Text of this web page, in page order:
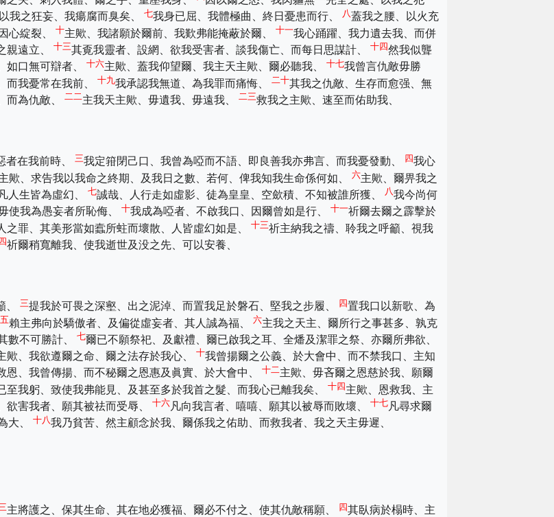
以我之狂妄、我瘍腐而臭矣、 七我身已屈、我體極曲、終日憂患而行、 八蓋我之腰、以火充
心綻裂、 十主歟、我諸願於爾前、我歎弗能掩蔽於爾、 十一我心踊躍、我力遺去我、而併
親遠立、 十三其覔我靈者、設網、欲我受害者、談我傷亡、而每日思謀計、 十四然我似聾
如口無可辯者、 十六主歟、蓋我仰望爾、我主天主歟、爾必聽我、 十七我曾言仇敵毋勝
而我憂常在我前、 十九我承認我無道、為我罪而痛悔、 二十其我之仇敵、生存而愈强、無
而為仇敵、 二二 主我天主歟、毋遺我、毋遠我、 二三救我之主歟、速至而佑助我、
者在我前時、 三我定箝閉己口、我曾為啞而不語、即良善我亦弗言、而我憂發動、 四我心
歟、求告我以我命之終期、及我日之數、若何、俾我知我生命係何如、 六主歟、爾畀我之
人生皆為虛幻、 七誠哉、人行走如虛影、徒為皇皇、空歛積、不知被誰所獲、 八我今尚何
使我為愚妄者所恥侮、 十我成為啞者、不啟我口、因爾曾如是行、 十一祈爾去爾之霹擊於
之罪、其美形當如蠧所蛀而壞散、人皆虛幻如是、 十三祈主納我之禱、聆我之呼籲、視我
祈爾稍寬離我、使我逝世及没之先、可以安養、
、 三提我於可畏之深壑、出之泥淖、而置我足於磐石、堅我之步履、 四置我口以新歌、為
五賴主弗向於驕傲者、及偏從虛妄者、其人誠為福、 六主我之天主、爾所行之事甚多、孰克
數不可勝計、 七爾已不願祭祀、及獻禮、爾已啟我之耳、全燔及潔罪之祭、亦爾所弗欲、
歟、我欲遵爾之命、爾之法存於我心、 十我曾揚爾之公義、於大會中、而不禁我口、主知
、我曾傳揚、而不秘爾之恩惠及眞實、於大會中、 十二 主歟、毋吝爾之恩慈於我、願爾
至我躬、致使我弗能見、及甚至多於我首之髮、而我心已離我矣、 十四主歟、恩救我、主
欲害我者、願其被祛而受辱、 十六凡向我言者、嘻嘻、願其以被辱而敗壞、 十七凡尋求爾
大、 十八我乃貧苦、然主顧念於我、爾係我之佑助、而救我者、我之天主毋遲、
主將護之、保其生命、其在地必獲福、爾必不付之、使其仇敵稱願、 四其臥病於榻時、主